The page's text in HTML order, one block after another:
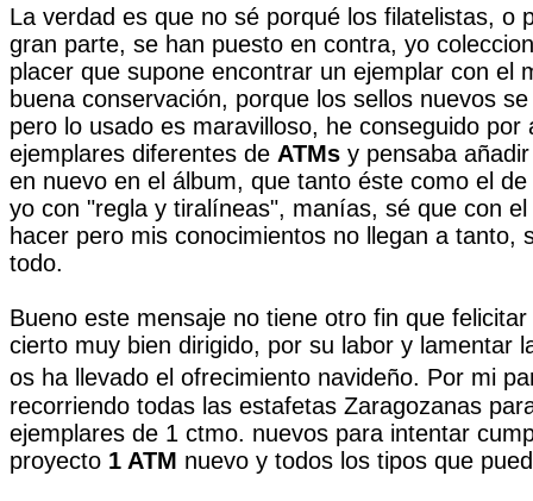
La verdad es que no sé porqué los filatelistas, o
gran parte, se han puesto en contra, yo
placer que supone encontrar un ejemplar con el
buena conservación, porque los sellos nuevos
pero lo usado es maravilloso, he conseguido por
ejemplares diferentes de ATMs y pensaba
en nuevo en el álbum, que tanto éste como el
yo con "regla y tiralíneas", manías, sé que con
hacer pero mis conocimientos no llegan a tanto,
todo.
Bueno este mensaje no tiene otro fin que
cierto muy bien dirigido, por su labor y lamentar
os ha llevado el ofrecimiento navideño. Por mi
recorriendo todas las estafetas Zaragozanas
ejemplares de 1 ctmo. nuevos para intentar
proyecto 1 ATM nuevo y todos los tipos que